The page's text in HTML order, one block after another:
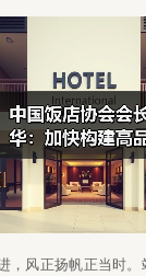
，风正扬帆正当时。